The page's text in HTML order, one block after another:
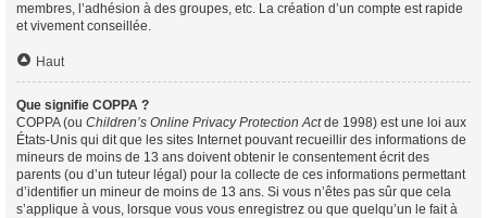
membres, l’adhésion à des groupes, etc. La création d’un compte est rapide
et vivement conseillée.
Haut
Que signifie COPPA ?
COPPA (ou Children’s Online Privacy Protection Actde 1998) est une loi aux
États-Unis qui dit que les sites Internet pouvant recueillir des informations de
mineurs de moins de 13 ans doivent obtenir le consentement écrit des
parents (ou d’un tuteur légal) pour la collecte de ces informations permettant
d’identifier un mineur de moins de 13 ans. Si vous n’êtes pas sûr que cela
s’applique à vous, lorsque vous vous enregistrez ou que quelqu’un le fait à